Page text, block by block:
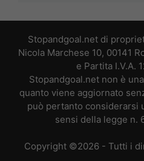
Stopandgoal.net di
Nicola Marchese 10, 00141
e Partita I.V.A.
Stopandgoal.net non è
quanto viene aggiornato
può pertanto considerarsi
sensi della legge n.
Copyright ©2026 - Tutti i